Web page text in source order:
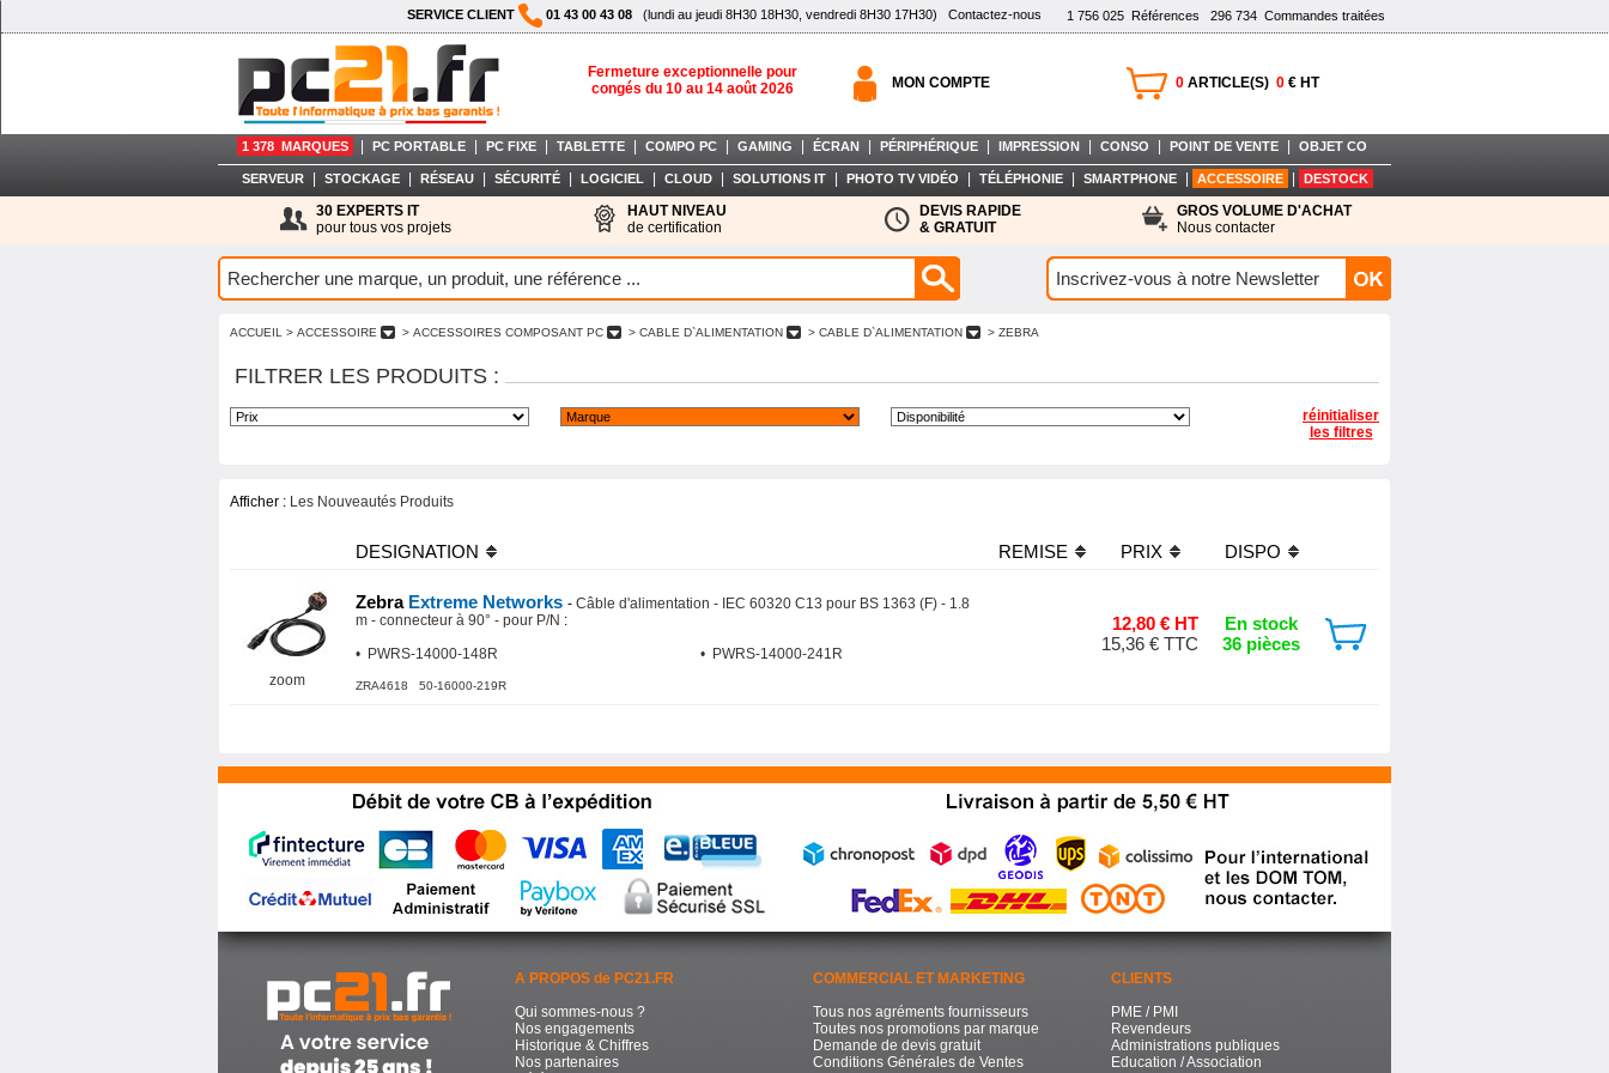
1 756 025 Références 296 734 Commandes traitées
SERVICE CLIENT 01 43 00 43 08 (lundi au jeudi 8H30 18H30, vendredi 8H30 17H30) Contactez-nous
Fermeture exceptionnelle pour
congés du 10 au 14 août 2026
0 ARTICLE(S) 0 € HT
MON COMPTE
1 378 MARQUES PC PORTABLE PC FIXE TABLETTE COMPO PC GAMING ÉCRAN PÉRIPHÉRIQUE IMPRESSION CONSO POINT DE VENTE OBJET CO
SERVEUR STOCKAGE RÉSEAU SÉCURITÉ LOGICIEL CLOUD SOLUTIONS IT PHOTO TV VIDÉO TÉLÉPHONIE SMARTPHONE ACCESSOIRE DESTOCK
30 EXPERTS IT
pour tous vos projets
HAUT NIVEAU
de certification
DEVIS RAPIDE
& GRATUIT
GROS VOLUME D'ACHAT
Nous contacter
ACCUEIL > ACCESSOIRE > ACCESSOIRES COMPOSANT PC > CABLE D`ALIMENTATION > CABLE D`ALIMENTATION > ZEBRA
FILTRER LES PRODUITS :
réinitialiser
les filtres
Afficher : Les Nouveautés Produits
DESIGNATION REMISE PRIX DISPO
zoom
ZebraExtreme Networks - Câble d'alimentation - IEC 60320 C13 pour BS 1363 (F) - 1.8
m - connecteur à 90° - pour P/N :
• PWRS-14000-148R
• PWRS-14000-241R
ZRA4618 50-16000-219R
12,80 € HT
15,36 € TTC
En stock
36 pièces
A PROPOS de PC21.FR
Qui sommes-nous ?
Nos engagements
Historique & Chiffres
Nos partenaires
COMMERCIAL ET MARKETING
Tous nos agréments fournisseurs
Toutes nos promotions par marque
Demande de devis gratuit
Conditions Générales de Ventes
CLIENTS
PME / PMI
Revendeurs
Administrations publiques
Education / Association